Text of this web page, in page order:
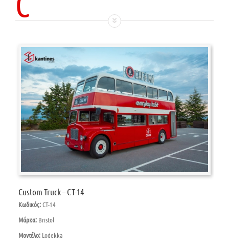
Custom Truck – CT-14
Κωδικός:CT-14
Μάρκα: Bristol
Μοντέλο: Lodekka